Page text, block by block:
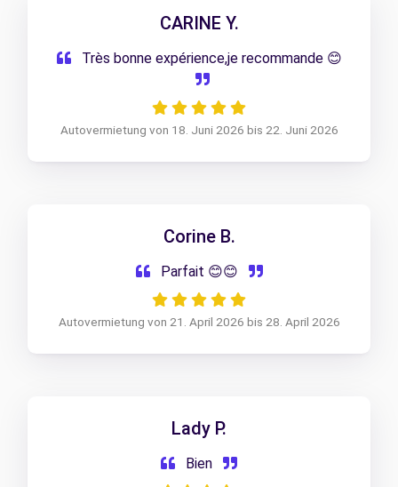
CARINE Y.
Autovermietung von 18. Juni 2026 bis 22. Juni 2026
Corine B.
Parfait 😊😊
Autovermietung von 21. April 2026 bis 28. April 2026
Lady P.
Bien